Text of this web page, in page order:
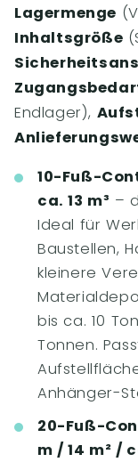
Lagermenge
Inhaltsgröße
Endlager),
10-Fuß-
ca. 13 m³ –
Ideal für
Baustellen,
kleinere
bis ca. 10
Tonnen.
Anhänger-
20-Fuß-
m / 14 m² /